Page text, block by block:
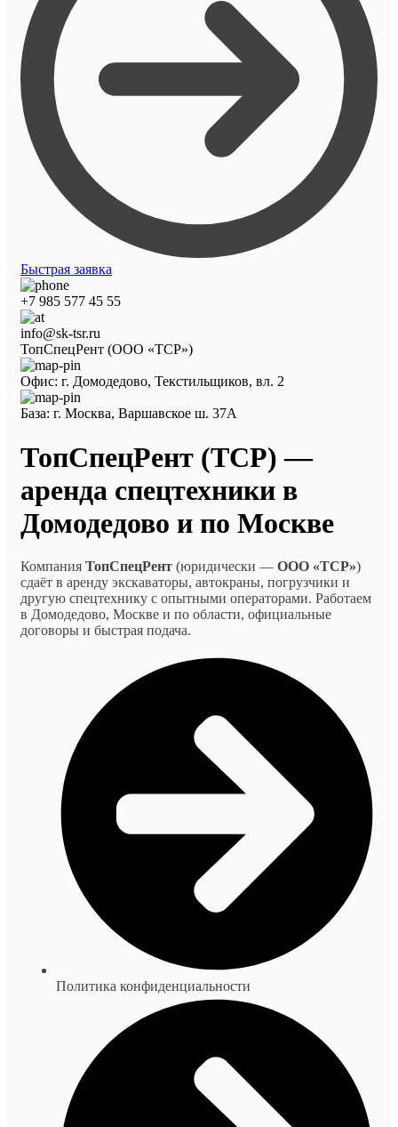
Быстрая заявка
+7 985 577 45 55
info@sk-tsr.ru
ТопСпецРент (ООО «ТСР»)
Офис: г. Домодедово, Текстильщиков, вл. 2
База: г. Москва, Варшавское ш. 37А
ТопСпецРент (ТСР) —
аренда спецтехники в
Домодедово и по Москве
Компания ТопСпецРент (юридически — ООО «ТСР»)
сдаёт в аренду экскаваторы, автокраны, погрузчики и
другую спецтехнику с опытными операторами. Работаем
в Домодедово, Москве и по области, официальные
договоры и быстрая подача.
Политика конфиденциальности